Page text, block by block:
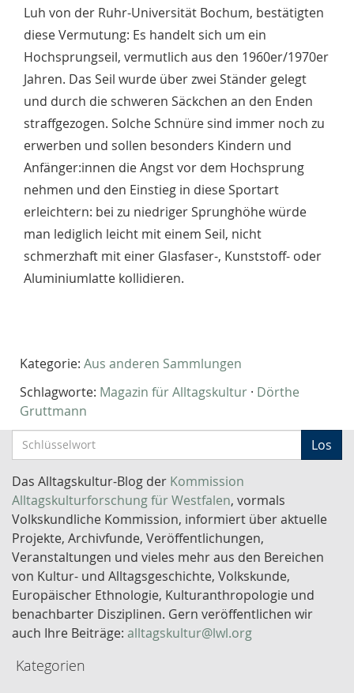
Luh von der Ruhr-Universität Bochum, bestätigten
diese Vermutung: Es handelt sich um ein
Hochsprungseil, vermutlich aus den 1960er/1970er
Jahren. Das Seil wurde über zwei Ständer gelegt
und durch die schweren Säckchen an den Enden
straffgezogen. Solche Schnüre sind immer noch zu
erwerben und sollen besonders Kindern und
Anfänger:innen die Angst vor dem Hochsprung
nehmen und den Einstieg in diese Sportart
erleichtern: bei zu niedriger Sprunghöhe würde
man lediglich leicht mit einem Seil, nicht
schmerzhaft mit einer Glasfaser-, Kunststoff- oder
Aluminiumlatte kollidieren.
Kategorie: Aus anderen Sammlungen
Schlagworte: Magazin für Alltagskultur · Dörthe
Gruttmann
c
h
l
ü
s
s
e
l
w
o
Los
Das Alltagskultur-Blog der Kommission
Alltagskulturforschung für Westfalen, vormals
Volkskundliche Kommission, informiert über aktuelle
Projekte, Archivfunde, Veröffentlichungen,
Veranstaltungen und vieles mehr aus den Bereichen
von Kultur- und Alltagsgeschichte, Volkskunde,
Europäischer Ethnologie, Kulturanthropologie und
benachbarter Disziplinen. Gern veröffentlichen wir
auch Ihre Beiträge: alltagskultur@lwl.org
Kategorien